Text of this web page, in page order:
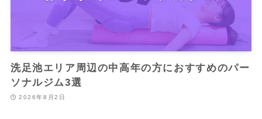
洗足池エリア周辺の中高年の方におすすめのパー
ソナルジム3選
2026年8月2日